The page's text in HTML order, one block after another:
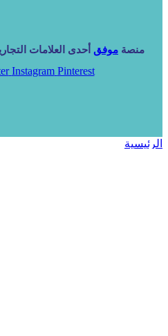
منصة موفق أحدى العلامات
Instagram Pinterest
الرئيسية